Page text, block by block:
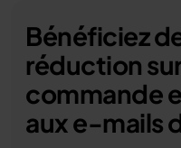
Bénéficiez
réduction
commande
aux e-mails